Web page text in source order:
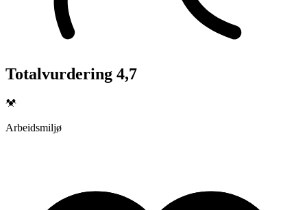
Totalvurdering 4,7
Arbeidsmiljø